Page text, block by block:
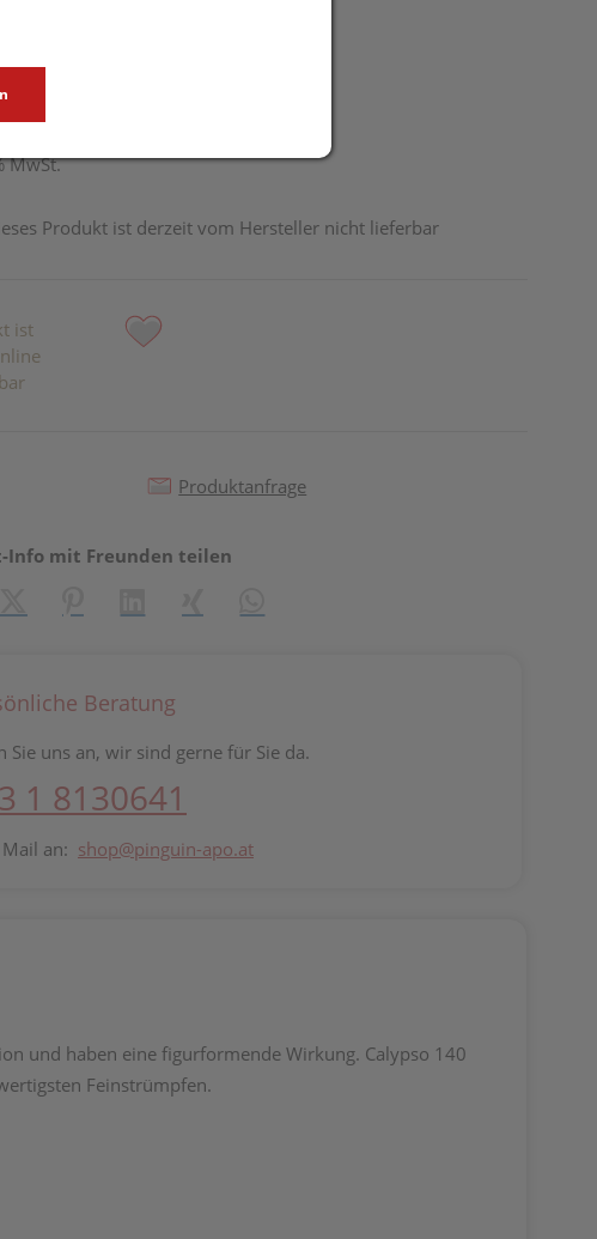
MwSt.
Produkt ist derzeit vom Hersteller nicht lieferbar
ist
Produktanfrage
Info mit Freunden teilen
Beratung
Sie uns an, wir sind gerne für Sie da.
1 8130641
an: shop@pinguin-apo.at
und haben eine figurformende Wirkung. Calypso 140
Feinstrümpfen.